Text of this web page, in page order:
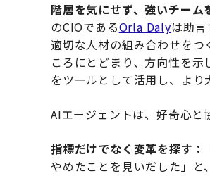
階層を気にせず、強いチーム
のCIOであるOrla Dalyは助
適切な人材の組み合わせを
ころにとどまり、方向性を
をツールとして活用し、より
AIエージェントは、好奇心と
指標だけでなく変革を探す：
やめたことを見いだした」